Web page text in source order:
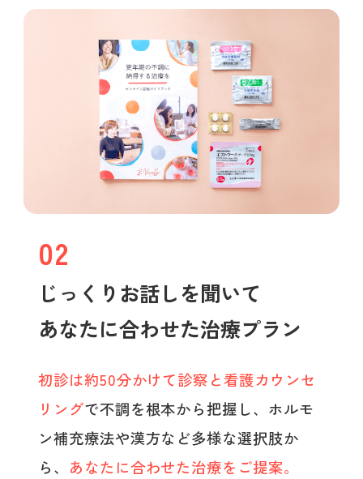
02
じっくりお話しを聞いて
あなたに合わせた治療プラン
初診は約50分かけて診察と看護カウンセ
リングで不調を根本から把握し、ホルモ
ン補充療法や漢方など多様な選択肢か
ら、 あなたに合わせた治療をご提案。